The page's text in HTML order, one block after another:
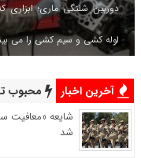
دوربین شلنگی ماری؛
لوله کشی و سیم کشی را می
آخرین اخبار محبوب
شایعه «معافیت
شد